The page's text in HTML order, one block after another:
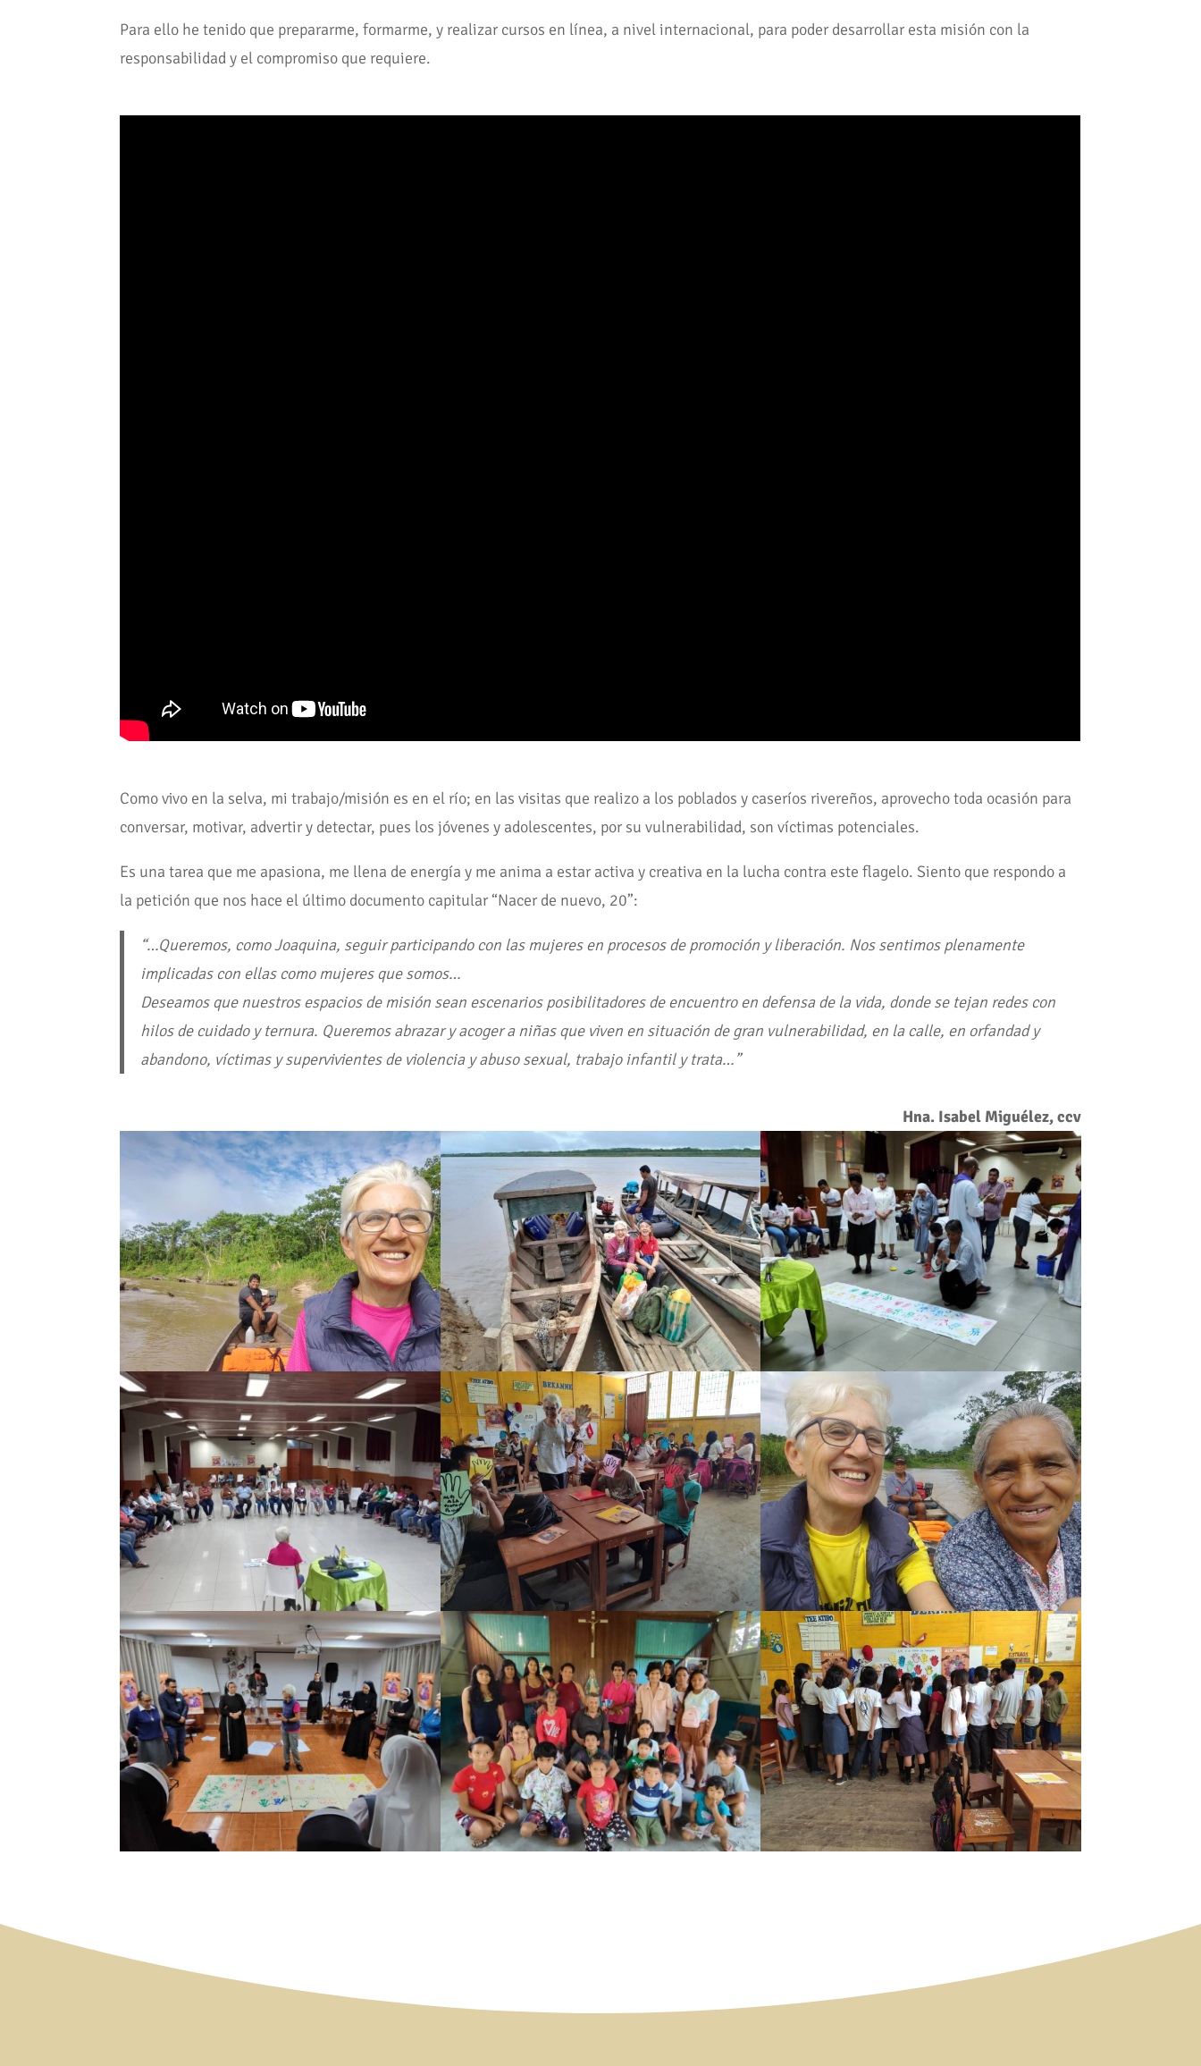
Para ello he tenido que prepararme, formarme, y realizar cursos en línea, a nivel internacional, para poder desarrollar esta misión con la
responsabilidad y el compromiso que requiere.
Como vivo en la selva, mi trabajo/misión es en el río; en las visitas que realizo a los poblados y caseríos rivereños, aprovecho toda ocasión para
conversar, motivar, advertir y detectar, pues los jóvenes y adolescentes, por su vulnerabilidad, son víctimas potenciales.
Es una tarea que me apasiona, me llena de energía y me anima a estar activa y creativa en la lucha contra este flagelo. Siento que respondo a
la petición que nos hace el último documento capitular “Nacer de nuevo, 20”:
“…Queremos, como Joaquina, seguir participando con las mujeres en procesos de promoción y liberación. Nos sentimos plenamente
implicadas con ellas como mujeres que somos…
Deseamos que nuestros espacios de misión sean escenarios posibilitadores de encuentro en defensa de la vida, donde se tejan redes con
hilos de cuidado y ternura. Queremos abrazar y acoger a niñas que viven en situación de gran vulnerabilidad, en la calle, en orfandad y
abandono, víctimas y supervivientes de violencia y abuso sexual, trabajo infantil y trata…”
Hna. Isabel Miguélez, ccv